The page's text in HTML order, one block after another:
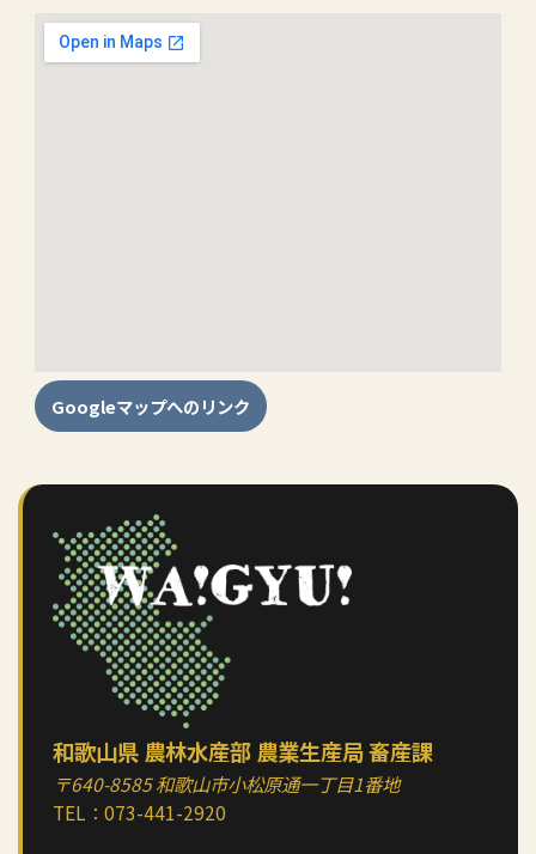
Googleマップへのリンク
和歌山県 農林水産部 農業生産局 畜産課
〒640-8585 和歌山市小松原通一丁目1番地
TEL：073-441-2920